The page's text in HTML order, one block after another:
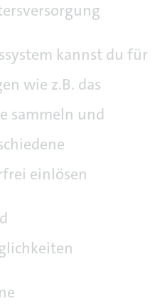
kannst du für
wie z.B. das
sammeln und
einlösen